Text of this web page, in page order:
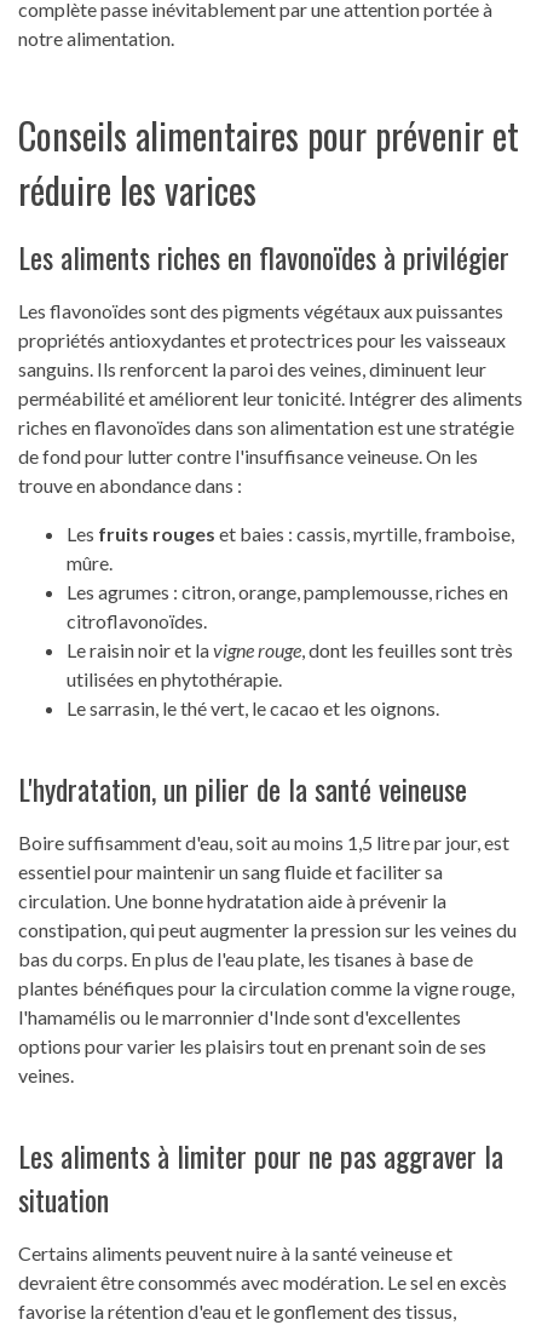
complète passe inévitablement par une attention portée à
notre alimentation.
Conseils alimentaires pour prévenir et
réduire les varices
Les aliments riches en flavonoïdes à privilégier
Les flavonoïdes sont des pigments végétaux aux puissantes
propriétés antioxydantes et protectrices pour les vaisseaux
sanguins. Ils renforcent la paroi des veines, diminuent leur
perméabilité et améliorent leur tonicité. Intégrer des aliments
riches en flavonoïdes dans son alimentation est une stratégie
de fond pour lutter contre l'insuffisance veineuse. On les
trouve en abondance dans :
Les fruits rouges et baies : cassis, myrtille, framboise,
mûre.
Les agrumes : citron, orange, pamplemousse, riches en
citroflavonoïdes.
Le raisin noir et lavigne rouge, dont les feuilles sont très
utilisées en phytothérapie.
Le sarrasin, le thé vert, le cacao et les oignons.
L'hydratation, un pilier de la santé veineuse
Boire suffisamment d'eau, soit au moins 1,5 litre par jour, est
essentiel pour maintenir un sang fluide et faciliter sa
circulation. Une bonne hydratation aide à prévenir la
constipation, qui peut augmenter la pression sur les veines du
bas du corps. En plus de l'eau plate, les tisanes à base de
plantes bénéfiques pour la circulation comme la vigne rouge,
l'hamamélis ou le marronnier d'Inde sont d'excellentes
options pour varier les plaisirs tout en prenant soin de ses
veines.
Les aliments à limiter pour ne pas aggraver la
situation
Certains aliments peuvent nuire à la santé veineuse et
devraient être consommés avec modération. Le sel en excès
favorise la rétention d'eau et le gonflement des tissus,